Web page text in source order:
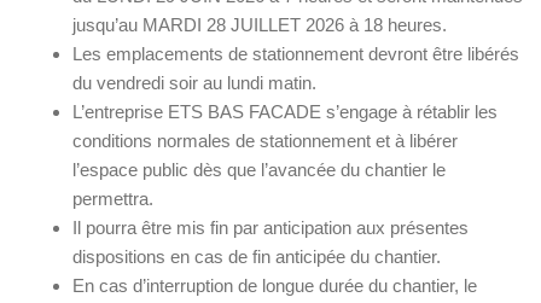
jusqu’au MARDI 28 JUILLET 2026 à 18 heures.
Les emplacements de stationnement devront être libérés
du vendredi soir au lundi matin.
L’entreprise ETS BAS FACADE s’engage à rétablir les
conditions normales de stationnement et à libérer
l’espace public dès que l’avancée du chantier le
permettra.
Il pourra être mis fin par anticipation aux présentes
dispositions en cas de fin anticipée du chantier.
En cas d’interruption de longue durée du chantier, le